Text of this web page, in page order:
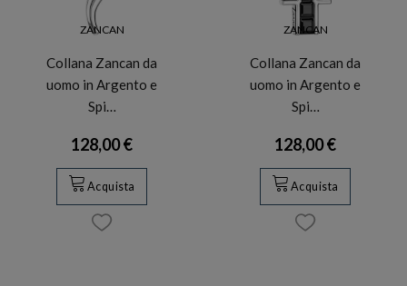
ZANCAN
Collana Zancan da
uomo in Argento e
Spi…
128,00 €
Acquista
ZANCAN
Collana Zancan da
uomo in Argento e
Spi…
128,00 €
Acquista